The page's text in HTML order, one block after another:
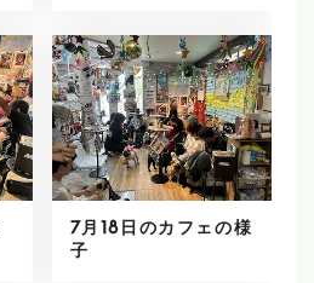
7月18日のカフェの様
子